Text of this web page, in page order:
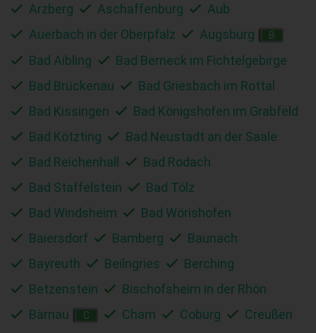
Arzberg
Aschaffenburg
Aub
Auerbach in der Oberpfalz
Augsburg B
Bad Aibling
Bad Berneck im Fichtelgebirge
Bad Brückenau
Bad Griesbach im Rottal
Bad Kissingen
Bad Königshofen im Grabfeld
Bad Kötzting
Bad Neustadt an der Saale
Bad Reichenhall
Bad Rodach
Bad Staffelstein
Bad Tölz
Bad Windsheim
Bad Wörishofen
Baiersdorf
Bamberg
Baunach
Bayreuth
Beilngries
Berching
Betzenstein
Bischofsheim in der Rhön
Bärnau
C Cham Coburg Creußen